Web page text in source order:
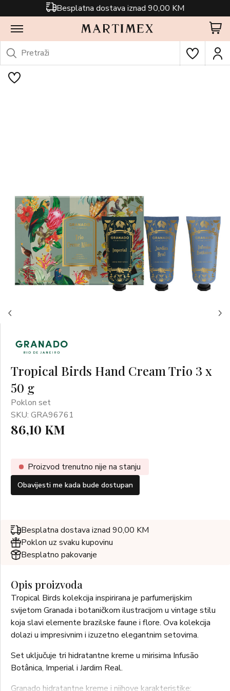
Besplatna dostava iznad 90,00 KM
Tropical Birds Hand Cream Trio 3 x
50 g
Poklon set
SKU: GRA96761
86,10 KM
Proizvod trenutno nije na stanju
Obavijesti me kada bude dostupan
Besplatna dostava iznad 90,00 KM
Poklon uz svaku kupovinu
Besplatno pakovanje
Opis proizvoda
Tropical Birds kolekcija inspirirana je parfumerijskim
svijetom Granada i botaničkom ilustracijom u vintage stilu
koja slavi elemente brazilske faune i flore. Ova kolekcija
dolazi u impresivnim i izuzetno elegantnim setovima.
Set uključuje tri hidratantne kreme u mirisima Infusão
Botânica, Imperial i Jardim Real.
Granado hidratantne kreme i njihove karakteristike: